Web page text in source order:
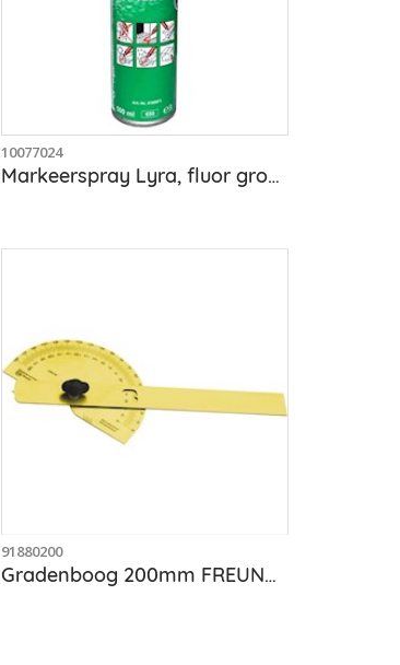
Markeerspray Lyra, fluor groen, bus 500 ml
10077024
Gradenboog 200mm FREUND 01880200
91880200